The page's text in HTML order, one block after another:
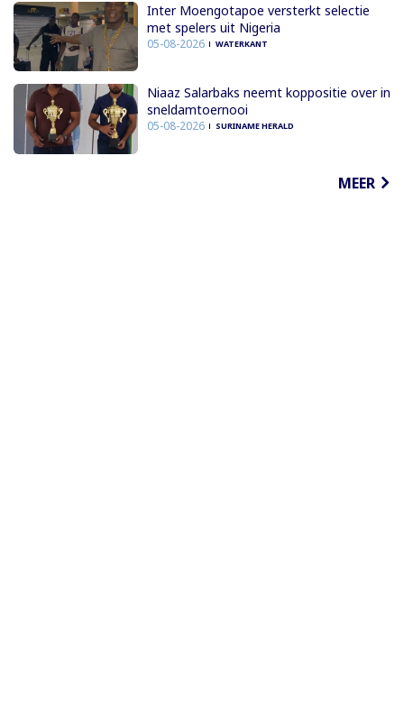
Inter Moengotapoe versterkt selectie
met spelers uit Nigeria
05-08-2026 WATERKANT
Niaaz Salarbaks neemt koppositie over in
sneldamtoernooi
05-08-2026 SURINAME HERALD
MEER